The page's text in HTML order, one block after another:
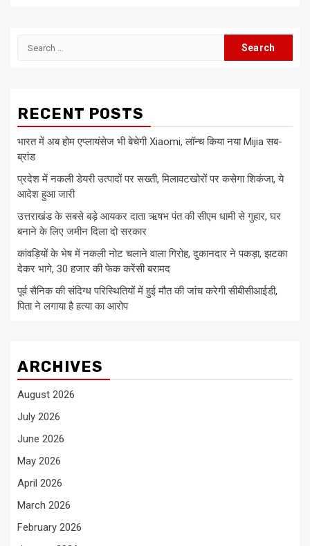
Search
RECENT POSTS
भारत में अब होम एप्लायंसेज भी बेचेगी Xiaomi, लॉन्च किया नया Mijia सब-
ब्रांड
प्रदेश में नकली डेयरी उत्पादों पर सख्ती, मिलावटखोरों पर कसेगा शिकंजा, ये
आदेश हुआ जारी
उत्तराखंड के सबसे बड़े आयकर दाता ऋषभ पंत की सीएम धामी से गुहार, घर
बनाने के लिए जमीन दिला दो सरकार
कांवड़ियों के भेष में नकली नोट चलाने वाला गिरोह, दुकानदार ने पकड़ा, झटका
देकर भागे, 30 हजार की फेक करेंसी बरामद
पूर्व सैनिक की संदिग्ध परिस्थितियों में हुई मौत की जांच करेगी सीबीसीआईडी,
पिता ने लगाया है हत्या का आरोप
ARCHIVES
August 2026
July 2026
June 2026
May 2026
April 2026
March 2026
February 2026